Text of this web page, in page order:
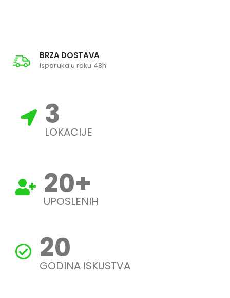
BRZA DOSTAVA
Isporuka u roku 48h
3
LOKACIJE
20+
UPOSLENIH
20
GODINA ISKUSTVA